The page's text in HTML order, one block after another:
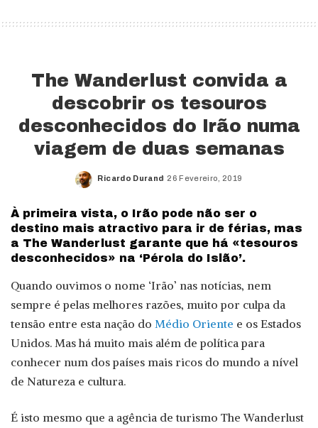
The Wanderlust convida a
descobrir os tesouros
desconhecidos do Irão numa
viagem de duas semanas
Posted
Ricardo Durand 26 Fevereiro, 2019
À primeira vista, o Irão pode não ser o
destino mais atractivo para ir de férias, mas
a The Wanderlust garante que há «tesouros
desconhecidos» na ‘Pérola do Islão’.
Quando ouvimos o nome ‘Irão’ nas notícias, nem
sempre é pelas melhores razões, muito por culpa da
tensão entre esta nação do Médio Oriente e os Estados
Unidos. Mas há muito mais além de política para
conhecer num dos países mais ricos do mundo a nível
de Natureza e cultura.
É isto mesmo que a agência de turismo The Wanderlust